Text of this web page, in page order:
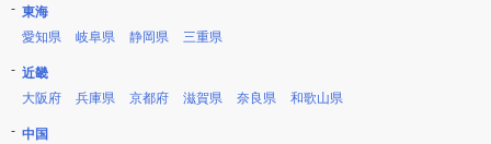
東海
愛知県
岐阜県 静岡県 三重県
近畿
大阪府
兵庫県 京都府 滋賀県 奈良県 和歌山県
中国